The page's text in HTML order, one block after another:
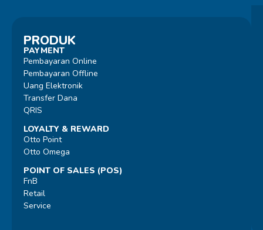
PRODUK
PAYMENT
Pembayaran Online
Pembayaran Offline
Uang Elektronik
Transfer Dana
QRIS
LOYALTY & REWARD
Otto Point
Otto Omega
POINT OF SALES (POS)
FnB
Retail
Service